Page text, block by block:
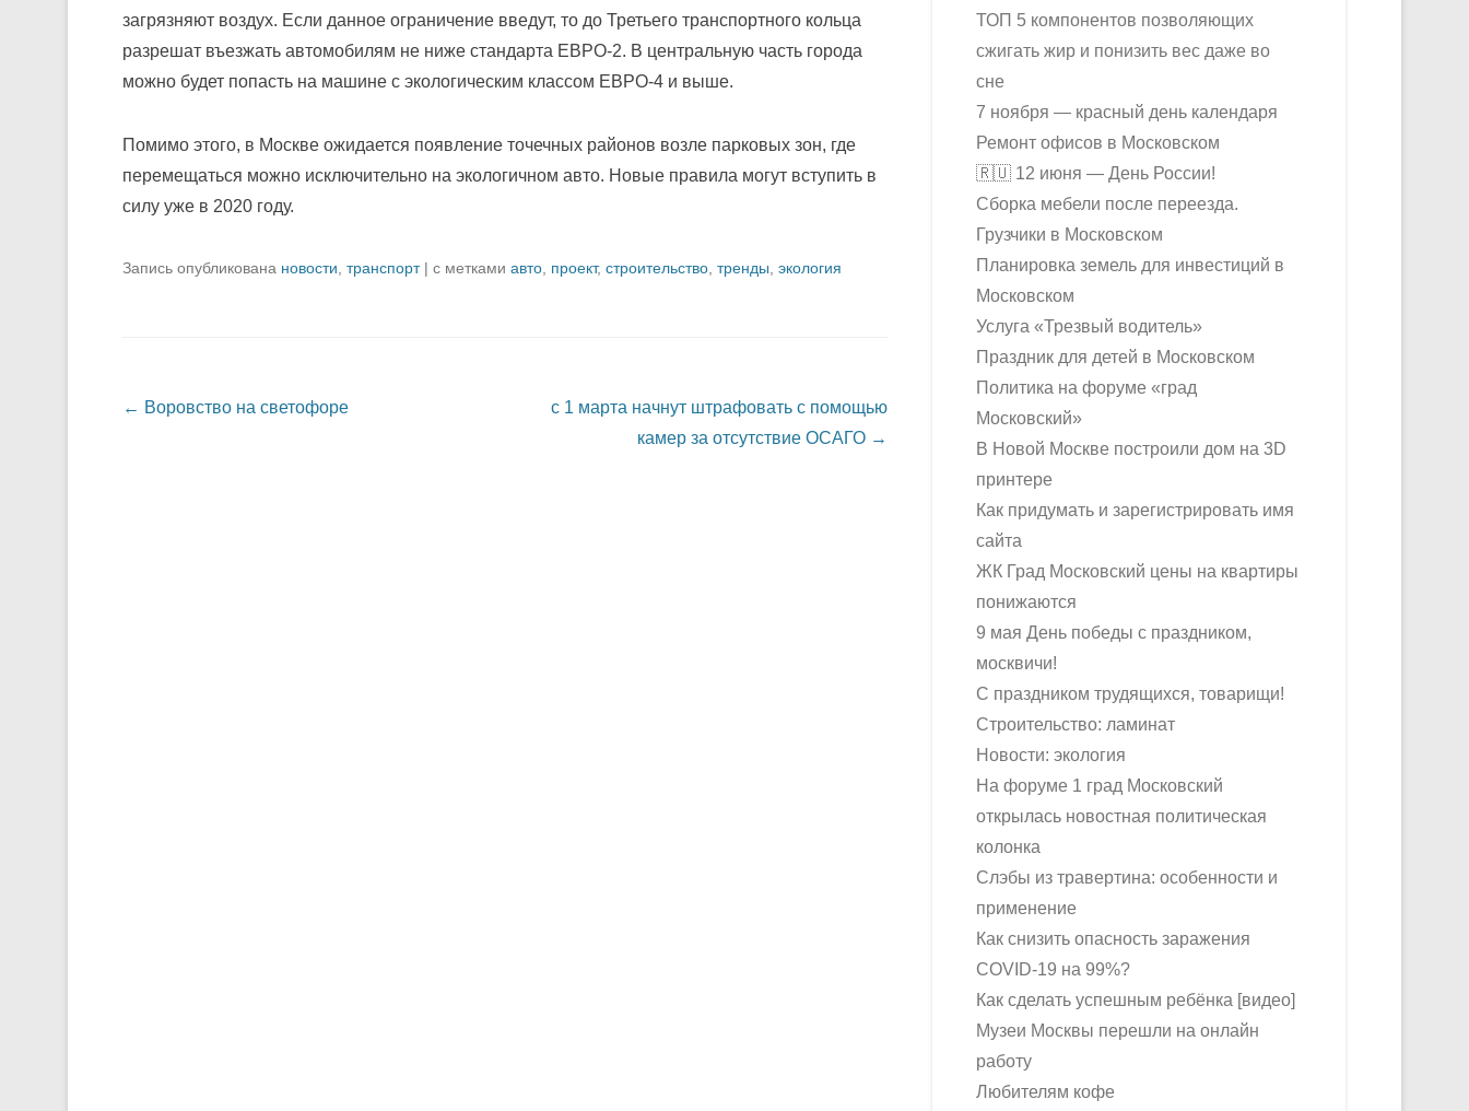
загрязняют воздух. Если данное ограничение введут, то до Третьего транспортного кольца
разрешат въезжать автомобилям не ниже стандарта ЕВРО-2. В центральную часть города
можно будет попасть на машине с экологическим классом ЕВРО-4 и выше.
Помимо этого, в Москве ожидается появление точечных районов возле парковых зон, где
перемещаться можно исключительно на экологичном авто. Новые правила могут вступить в
силу уже в 2020 году.
Запись опубликована новости транспорт| с метками авто проект, строительство тренды экология
Навигация по записям
← Воровство на светофоре
с 1 марта начнут штрафовать с помощью
камер за отсутствие ОСАГО →
ТОП 5 компонентов позволяющих
сжигать жир и понизить вес даже во
сне
7 ноября — красный день календаря
Ремонт офисов в Московском
🇷🇺 12 июня — День России!
Сборка мебели после переезда.
Грузчики в Московском
Планировка земель для инвестиций в
Московском
Услуга «Трезвый водитель»
Праздник для детей в Московском
Политика на форуме «град
Московский»
В Новой Москве построили дом на 3D
принтере
Как придумать и зарегистрировать имя
сайта
ЖК Град Московский цены на квартиры
понижаются
9 мая День победы с праздником,
москвичи!
С праздником трудящихся, товарищи!
Строительство: ламинат
Новости: экология
На форуме 1 град Московский
открылась новостная политическая
колонка
Слэбы из травертина: особенности и
применение
Как снизить опасность заражения
COVID-19 на 99%?
Как сделать успешным ребёнка [видео]
Музеи Москвы перешли на онлайн
работу
Любителям кофе